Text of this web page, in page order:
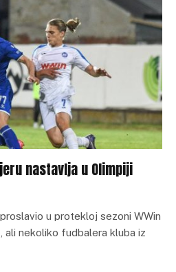
nastavlja u Olimpiji
u protekloj sezoni WWin
ali nekoliko fudbalera kluba iz